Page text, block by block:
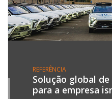
REFERÊNCIA
Solução global
para a empresa